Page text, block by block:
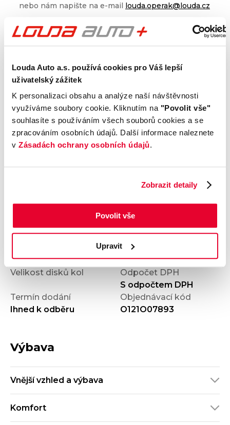
Louda Auto a.s. používá cookies pro Váš lepší
uživatelský zážitek
K personalizaci obsahu a analýze naší návštěvnosti
využíváme soubory cookie. Kliknutím na "Povolit vše"
souhlasíte s používáním všech souborů cookies a se
zpracováním osobních údajů. Další informace naleznete
v Zásadách ochrany osobních údajů.
Zobrazit detaily
Povolit vše
Upravit
Ročník
2026
Nájezd
0 km
Stav
Nové 150kW
Palivo
Benzín
Převodovka
Automatická
Passat
Kombi
2.0 TSI
spotřeba
5
Barva
Stříbrná
Velikost disků kol
Odpočet DPH
S odpočtem DPH
Termín dodání
Ihned k odběru
Objednávací kód
O121O07893
Výbava
Vnější vzhled a výbava
Komfort
nebo nám napište na e-mail louda.operak@louda.cz